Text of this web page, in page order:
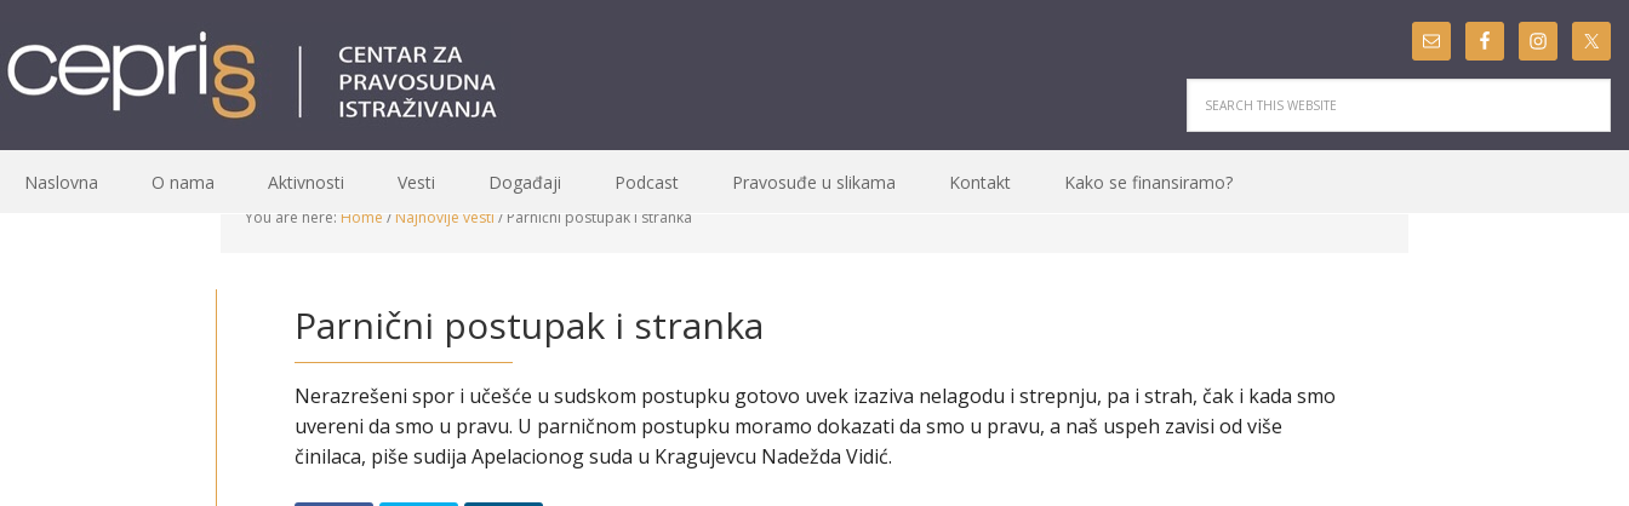
Naslovna O nama Aktivnosti Vesti Događaji Podcast Pravosuđe u slikama Kontakt Kako se finansiramo?
You are here: Home /Najnovije vesti /Parnični postupak i stranka
Parnični postupak i stranka
Nerazrešeni spor i učešće u sudskom postupku gotovo uvek izaziva nelagodu i strepnju, pa i strah, čak i kada smo
uvereni da smo u pravu. U parničnom postupku moramo dokazati da smo u pravu, a naš uspeh zavisi od više
činilaca, piše sudija Apelacionog suda u Kragujevcu Nadežda Vidić.